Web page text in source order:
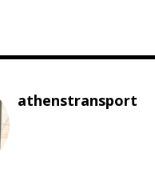
athenstransport